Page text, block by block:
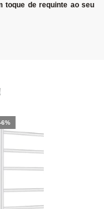
toque de requinte ao seu
-6%